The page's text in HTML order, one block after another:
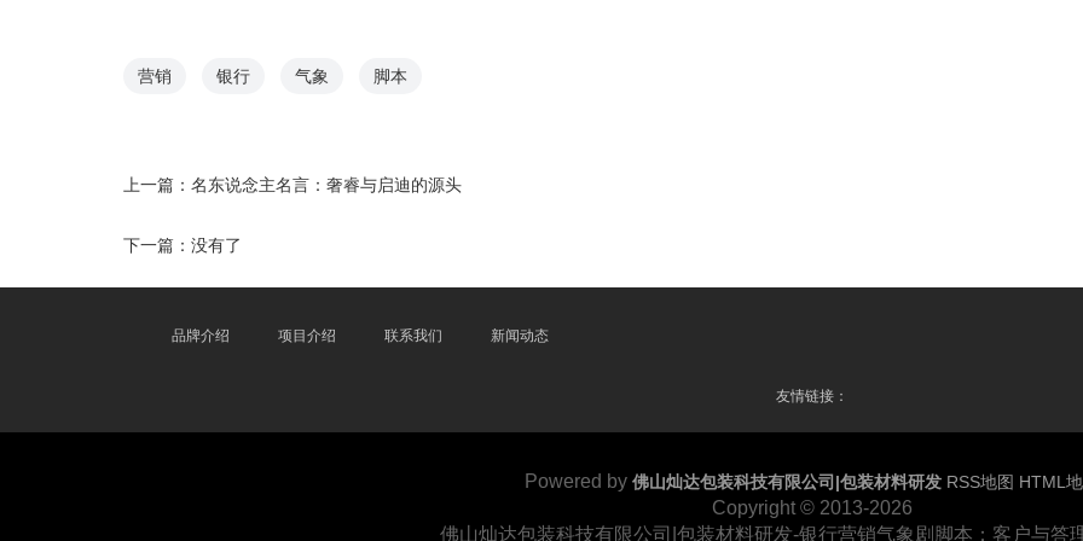
营销 银行 气象 脚本
上一篇： 名东说念主名言：奢睿与启迪的源头
下一篇：没有了
品牌介绍 项目介绍 联系我们 新闻动态
友情链接：
Powered by 佛山灿达包装科技有限公司|包装材料研发 RSS地图 HTML
Copyright © 2013-2026
佛山灿达包装科技有限公司|包装材料研发-银行营销气象剧脚本：客户与答